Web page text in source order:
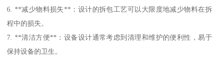
6. **减少物料损失**：设计的拆包工艺可以大限度地减少物料在拆
程中的损失。
7. **清洁方便**：设备设计通常考虑到清理和维护的便利性，易于
保持设备的卫生。